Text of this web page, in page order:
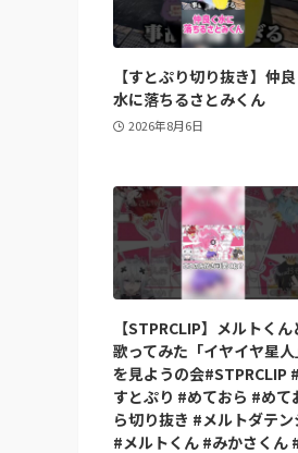
【すとぷり切り抜き】仲良
水に落ちるさとみくん
2026年8月6日
【STPRCLIP】メルトくん
歌ってみた「イヤイヤ星人
を見ようの会#STPRCLIP #
すとぷり #めておら #めて
ら切り抜き #メルトダテン
#メルトくん #みかさくん